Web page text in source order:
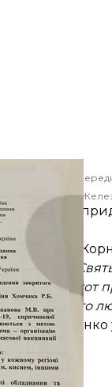
для сбора
Ярослав
ответил:
всего
Корниенко